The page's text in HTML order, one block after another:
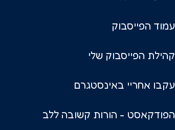
עמוד הפייסבוק
קהילת הפייסבוק שלי
עקבו אחריי באינסטגרם
הפודקאסט - הורות קשובה ללב